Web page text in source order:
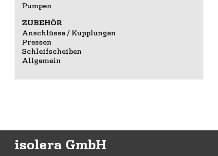
Pumpen
ZUBEHÖR
Anschlüsse / Kupplungen
Pressen
Schleifscheiben
Allgemein
isolera GmbH